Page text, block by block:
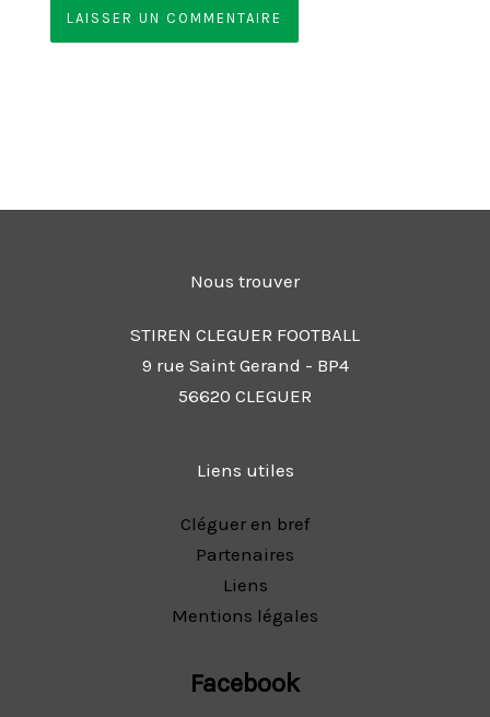
Nous trouver
STIREN CLEGUER FOOTBALL
9 rue Saint Gerand - BP4
56620 CLEGUER
Liens utiles
Cléguer en bref
Partenaires
Liens
Mentions légales
Facebook